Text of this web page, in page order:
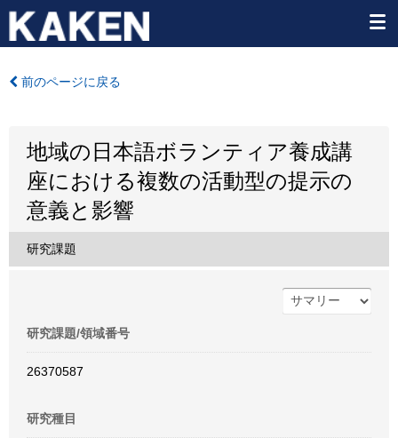
前のページに戻る
地域の日本語ボランティア養成講
座における複数の活動型の提示の
意義と影響
研究課題
研究課題/領域番号
26370587
研究種目